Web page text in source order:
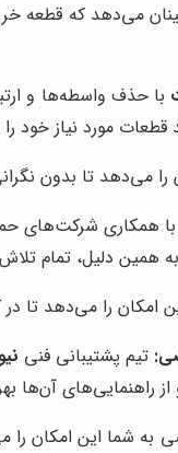
می‌دهد که قطعه
با حذف واسطه‌ها و
مورد نیاز خود را
می‌دهد تا بدون
با همکاری شرکت‌های
همین دلیل، تمام
را می‌دهد تا در
تیم پشتیبانی فنی
راهنمایی‌های آن‌ها
شما این امکان را